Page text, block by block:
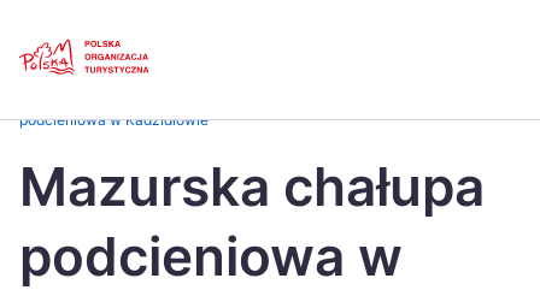
Česká
Dansk
podcieniowa w Kadzidłowie
Mazurska chałupa
podcieniowa w